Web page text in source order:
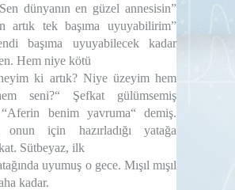
dünyanın en güzel annesisin”
artık tek başıma uyuyabilirim”
başıma uyuyabilecek kadar
Hem niye kötü
ki artık? Niye üzeyim hem
seni?“ Şefkat gülümsemiş
benim yavruma“ demiş.
onun için hazırladığı yatağa
Sütbeyaz, ilk
uyumuş o gece. Mışıl mışıl
kadar.